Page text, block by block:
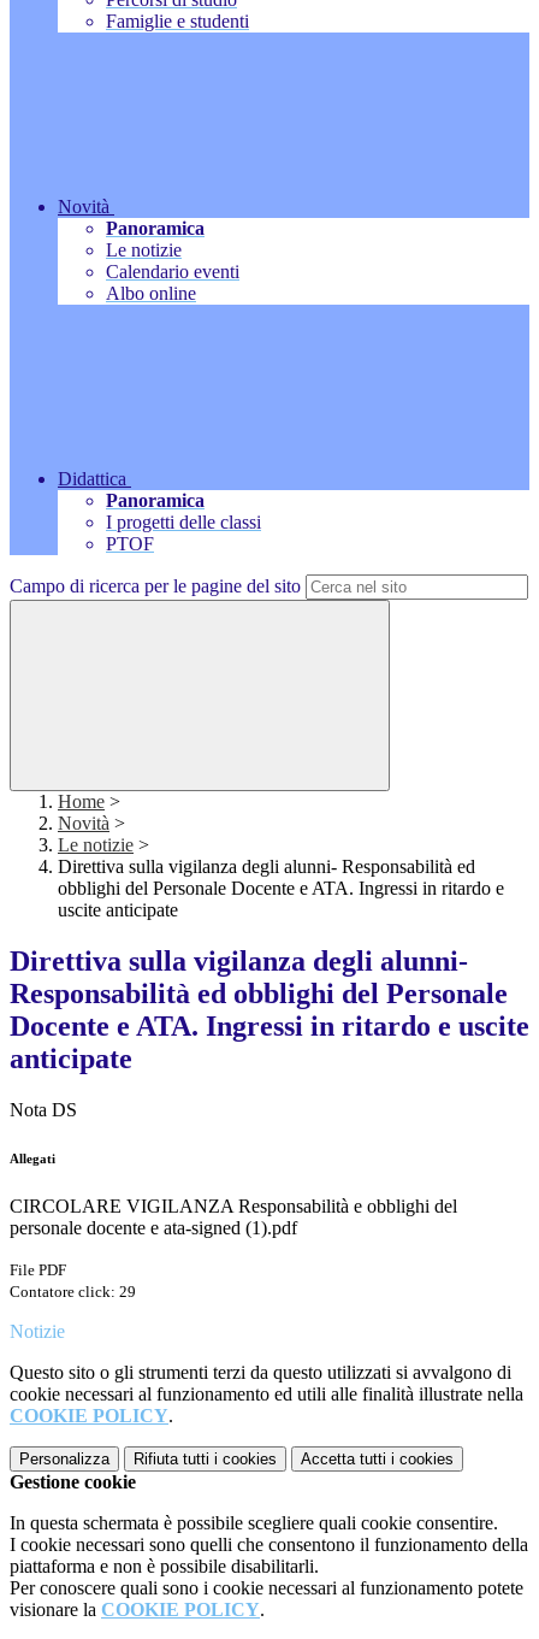
Famiglie e studenti
Novità
Panoramica
Le notizie
Calendario eventi
Albo online
Didattica
Panoramica
I progetti delle classi
PTOF
Campo di ricerca per le pagine del sito
Home >
Novità >
Le notizie >
Direttiva sulla vigilanza degli alunni- Responsabilità ed
obblighi del Personale Docente e ATA. Ingressi in ritardo e
uscite anticipate
Direttiva sulla vigilanza degli alunni-
Responsabilità ed obblighi del Personale
Docente e ATA. Ingressi in ritardo e uscite
anticipate
Nota DS
Allegati
CIRCOLARE VIGILANZA Responsabilità e obblighi del
personale docente e ata-signed (1).pdf
File PDF
Contatore click: 29
Notizie
Questo sito o gli strumenti terzi da questo utilizzati si avvalgono di
cookie necessari al funzionamento ed utili alle finalità illustrate nella
COOKIE POLICY.
Personalizza Rifiuta tutti i cookies Accetta tutti i cookies
Gestione cookie
In questa schermata è possibile scegliere quali cookie consentire.
I cookie necessari sono quelli che consentono il funzionamento della
piattaforma e non è possibile disabilitarli.
Per conoscere quali sono i cookie necessari al funzionamento potete
visionare la COOKIE POLICY.